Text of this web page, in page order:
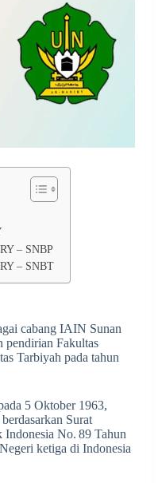
– SNBP
– SNBT
cabang IAIN Sunan
pendirian Fakultas
Tarbiyah pada tahun
5 Oktober 1963,
Surat
No. 89 Tahun
ketiga di Indonesia